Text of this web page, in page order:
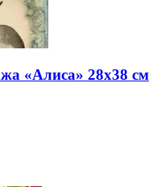
«Алиса» 28х38 см